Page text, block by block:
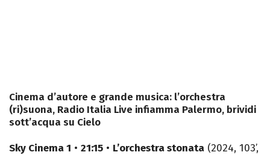
Cinema d’autore e grande musica: l’orchestra
(ri)suona, Radio Italia Live infiamma Palermo, brividi
sott’acqua su Cielo
Sky Cinema 1 • 21:15 • L’orchestra stonata (2024, 103’,